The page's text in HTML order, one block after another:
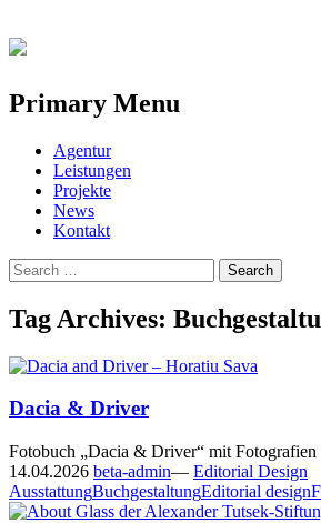
Primary Menu
Skip
content
Agentur
Leistungen
Projekte
News
Kontakt
Search
for:
Tag Archives:
Dacia & Driver
Fotobuch „Dacia & Driver“ mit Fotografien
14.04.2026 beta-admin— Editorial Design
AusstattungBuchgestaltungEditorial design